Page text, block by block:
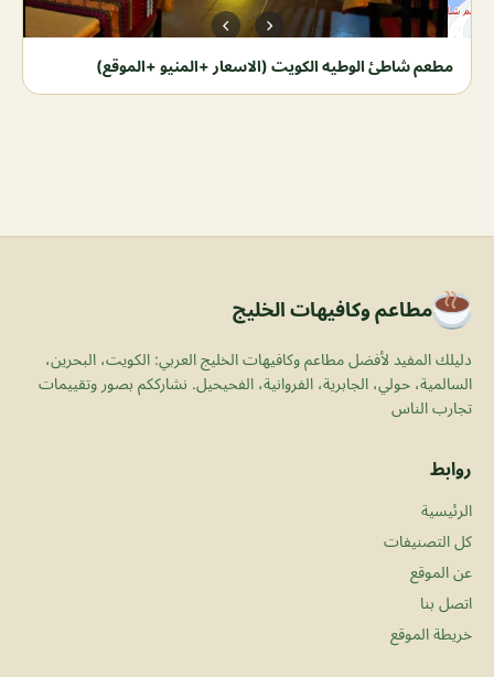
مطعم شاطئ الوطيه الكويت (الاسعار +المنيو +الموقع)
مطاعم وكافيهات الخليج
دليلك المفيد لأفضل مطاعم وكافيهات الخليج العربي: الكويت، البحرين،
السالمية، حولي، الجابرية، الفروانية، الفحيحيل. نشارككم بصور وتقييمات
تجارب الناس
روابط
الرئيسية
كل التصنيفات
عن الموقع
اتصل بنا
خريطة الموقع